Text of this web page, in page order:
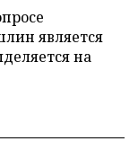
является
на